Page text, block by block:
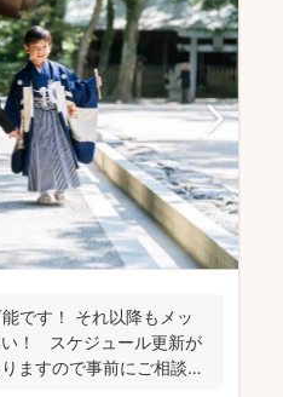
です！ それ以降もメッ
！ スケジュール更新が
ますので事前にご相談く